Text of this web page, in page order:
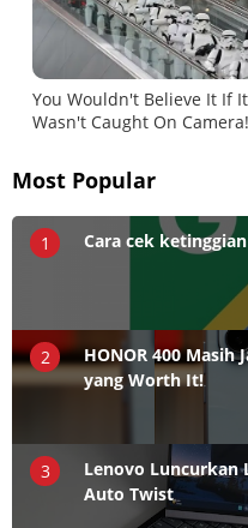
Most Popular
1 Cara cek
2
HONOR 400 Masih
yang Worth It!
3
Lenovo Luncurkan
Auto Twist